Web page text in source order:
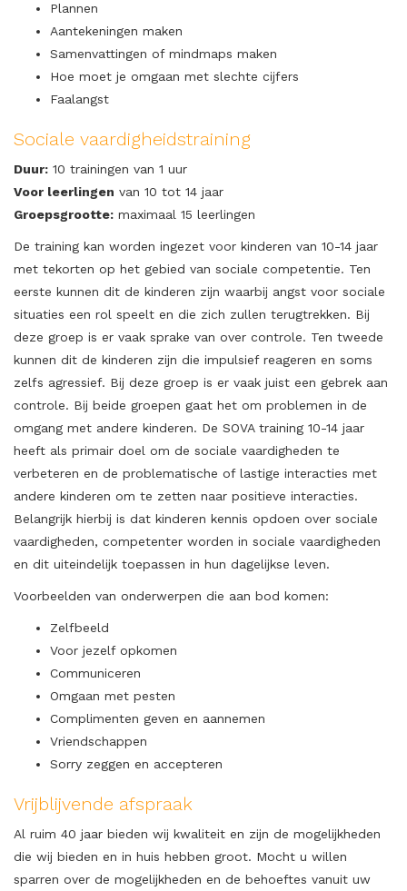
Plannen
Aantekeningen maken
Samenvattingen of mindmaps maken
Hoe moet je omgaan met slechte cijfers
Faalangst
Sociale vaardigheidstraining
Duur: 10 trainingen van 1 uur
Voor leerlingen van 10 tot 14 jaar
Groepsgrootte: maximaal 15 leerlingen
De training kan worden ingezet voor kinderen van 10-14 jaar
met tekorten op het gebied van sociale competentie. Ten
eerste kunnen dit de kinderen zijn waarbij angst voor sociale
situaties een rol speelt en die zich zullen terugtrekken. Bij
deze groep is er vaak sprake van over controle. Ten tweede
kunnen dit de kinderen zijn die impulsief reageren en soms
zelfs agressief. Bij deze groep is er vaak juist een gebrek aan
controle. Bij beide groepen gaat het om problemen in de
omgang met andere kinderen. De SOVA training 10-14 jaar
heeft als primair doel om de sociale vaardigheden te
verbeteren en de problematische of lastige interacties met
andere kinderen om te zetten naar positieve interacties.
Belangrijk hierbij is dat kinderen kennis opdoen over sociale
vaardigheden, competenter worden in sociale vaardigheden
en dit uiteindelijk toepassen in hun dagelijkse leven.
Voorbeelden van onderwerpen die aan bod komen:
Zelfbeeld
Voor jezelf opkomen
Communiceren
Omgaan met pesten
Complimenten geven en aannemen
Vriendschappen
Sorry zeggen en accepteren
Vrijblijvende afspraak
Al ruim 40 jaar bieden wij kwaliteit en zijn de mogelijkheden
die wij bieden en in huis hebben groot. Mocht u willen
sparren over de mogelijkheden en de behoeftes vanuit uw